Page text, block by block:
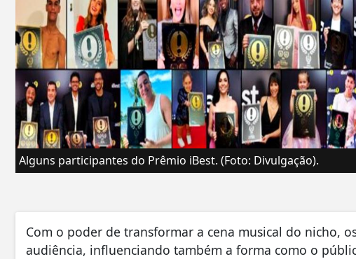
Alguns participantes do Prêmio iBest. (Foto: Divulgação).
Com o poder de transformar a cena musical do nicho,
audiência, influenciando também a forma como o